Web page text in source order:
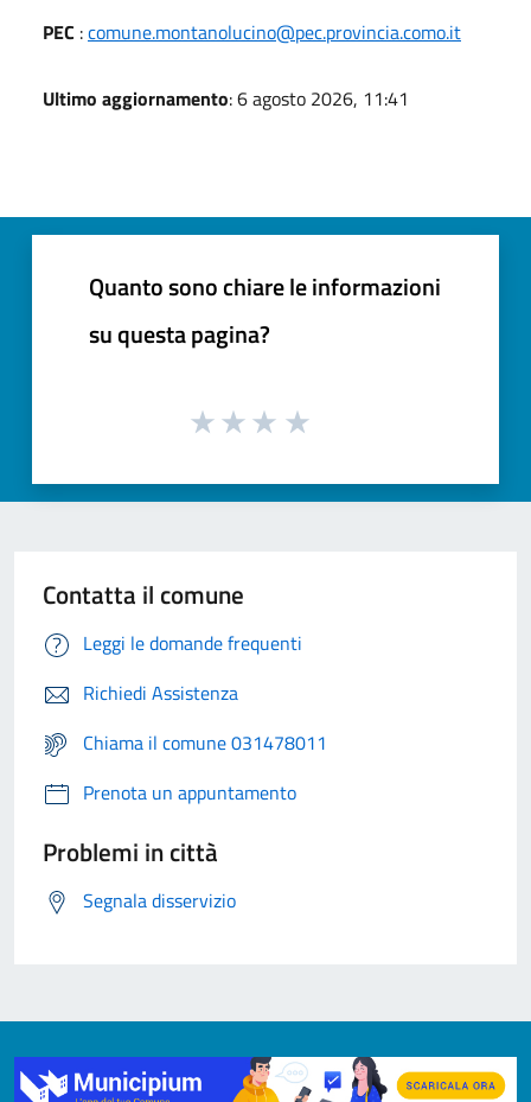
PEC :comune.montanolucino@pec.provincia.como.it
Ultimo aggiornamento: 6 agosto 2026, 11:41
Quanto sono chiare le informazioni
su questa pagina?
Contatta il comune
Leggi le domande frequenti
Richiedi Assistenza
Chiama il comune 031478011
Prenota un appuntamento
Problemi in città
Segnala disservizio